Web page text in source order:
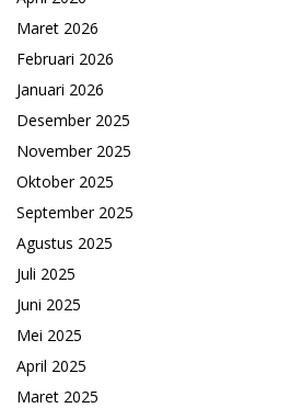
Maret 2026
Februari 2026
Januari 2026
Desember 2025
November 2025
Oktober 2025
September 2025
Agustus 2025
Juli 2025
Juni 2025
Mei 2025
April 2025
Maret 2025